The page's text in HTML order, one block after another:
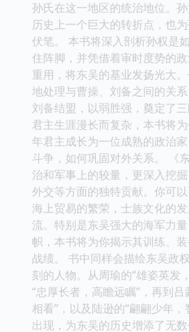
孙氏在这一地区的统治地位。
历史上一个巨大的转折点，也
伏笔。 本书将深入剖析孙权是
住阵脚，并凭借着审时度势的
重用，将东吴的基业发扬光大
地处理与曹操、刘备之间的关
刘备结盟，以弱胜强，奠定了
君主生涯漫长而复杂，本书将
年君主成长为一位成熟的政治
斗争，如何巩固对外关系。 《
治和军事上的较量，更深入挖掘
外交等方面的独特贡献。你可
海上贸易的繁荣，士族文化的
流。特别是东吴强大的海军力
帜，本书将为你揭示其训练、
战绩。 书中同样会描绘东吴政
刻的人物。从周瑜的“雄姿英发
“忠厚长者，高瞻远瞩”，再到
相看”，以及陆逊的“翩翩少年
出现，为东吴的历史增添了无